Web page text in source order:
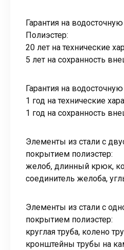
Гарантия на
Полиэстер:
20 лет на технические
5 лет на сохранность
Гарантия на
1 год на технические
1 год на сохранность
Элементы из стали с
покрытием полиэстер:
желоб, длинный крюк,
соединитель желоба,
Элементы из стали с
покрытием полиэстер:
круглая труба, колено
кронштейны трубы на